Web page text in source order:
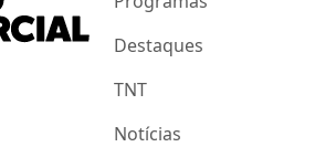
Destaques
TNT
Notícias